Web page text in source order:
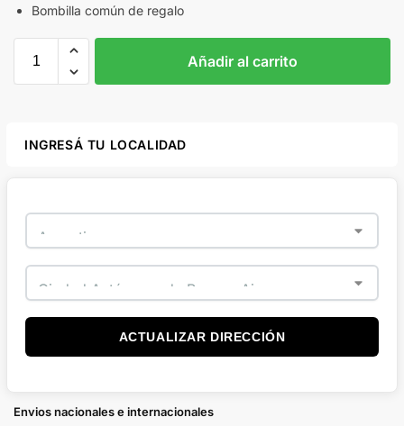
Bombilla común de regalo
Añadir al carrito
INGRESÁ TU LOCALIDAD
ACTUALIZAR DIRECCIÓN
Envios nacionales e internacionales